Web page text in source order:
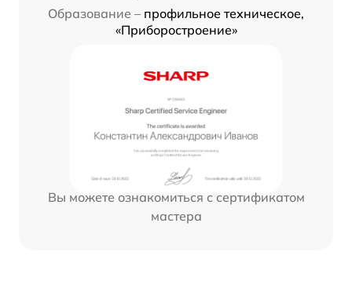
Образование – профильное техническое,
«Приборостроение»
Вы можете ознакомиться с сертификатом
мастера